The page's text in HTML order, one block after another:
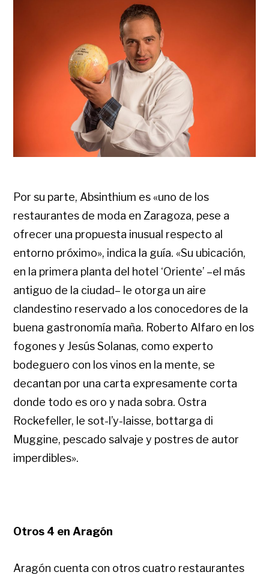
Por su parte, Absinthium es «uno de los
restaurantes de moda en Zaragoza, pese a
ofrecer una propuesta inusual respecto al
entorno próximo», indica la guía. «Su ubicación,
en la primera planta del hotel ‘Oriente’ –el más
antiguo de la ciudad– le otorga un aire
clandestino reservado a los conocedores de la
buena gastronomía maña. Roberto Alfaro en los
fogones y Jesús Solanas, como experto
bodeguero con los vinos en la mente, se
decantan por una carta expresamente corta
donde todo es oro y nada sobra. Ostra
Rockefeller, le sot-l’y-laisse, bottarga di
Muggine, pescado salvaje y postres de autor
imperdibles».
Otros 4 en Aragón
Aragón cuenta con otros cuatro restaurantes